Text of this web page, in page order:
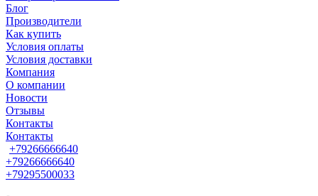
Блог
Производители
Как купить
Условия оплаты
Условия доставки
Компания
О компании
Новости
Отзывы
Контакты
Контакты
+79266666640
+79266666640
+79295500033